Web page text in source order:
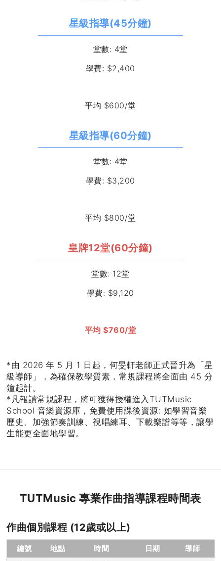
星級指導(45分鐘)
堂數: 4堂
學費: $2,400
平均 $600/堂
星級指導(60分鐘)
堂數: 4堂
學費: $3,200
平均 $800/堂
皇牌12堂(60分鐘)
堂數: 12堂
學費: $9,120
平均 $760/堂
*由 2026 年 5 月 1 日起，何旻軒老師正式晉升為「星
級導師」，為確保教學質素，常規課程將全面由 45 分
鐘起計。
*凡報讀常規課程，將可獲得授權進入TUTMusic
School 音樂資源庫，免費使用課後資源: 如學習音樂
歷史、加強節奏訓練、視唱練耳、下載樂譜等等，讓學
生能更全面地學習。
TUTMusic 專業作曲指導課程時間表
作曲個別課程 (12歲或以上)
編號 地點 時間 日期
導師